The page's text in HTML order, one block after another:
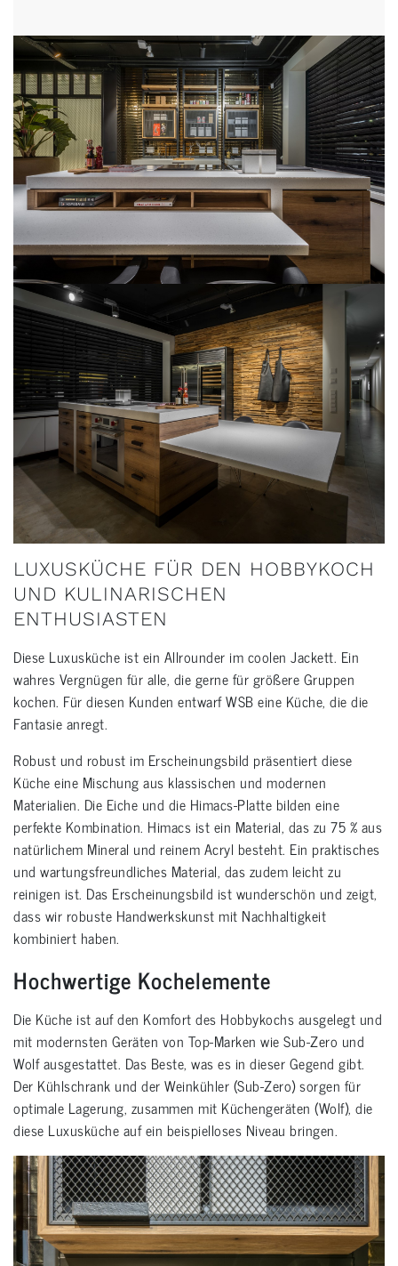
LUXUSKÜCHE FÜR DEN HOBBYKOCH
UND KULINARISCHEN
ENTHUSIASTEN
Diese Luxusküche ist ein Allrounder im coolen Jackett. Ein
wahres Vergnügen für alle, die gerne für größere Gruppen
kochen. Für diesen Kunden entwarf WSB eine Küche, die die
Fantasie anregt.
Robust und robust im Erscheinungsbild präsentiert diese
Küche eine Mischung aus klassischen und modernen
Materialien. Die Eiche und die Himacs-Platte bilden eine
perfekte Kombination. Himacs ist ein Material, das zu 75 % aus
natürlichem Mineral und reinem Acryl besteht. Ein praktisches
und wartungsfreundliches Material, das zudem leicht zu
reinigen ist. Das Erscheinungsbild ist wunderschön und zeigt,
dass wir robuste Handwerkskunst mit Nachhaltigkeit
kombiniert haben.
Hochwertige Kochelemente
Die Küche ist auf den Komfort des Hobbykochs ausgelegt und
mit modernsten Geräten von Top-Marken wie Sub-Zero und
Wolf ausgestattet. Das Beste, was es in dieser Gegend gibt.
Der Kühlschrank und der Weinkühler (Sub-Zero) sorgen für
optimale Lagerung, zusammen mit Küchengeräten (Wolf), die
diese Luxusküche auf ein beispielloses Niveau bringen.